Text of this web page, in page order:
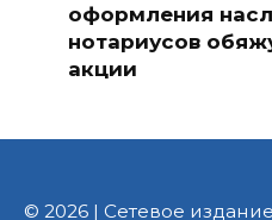
оформления
нотариусов
акции
© 2026 | Сетевое